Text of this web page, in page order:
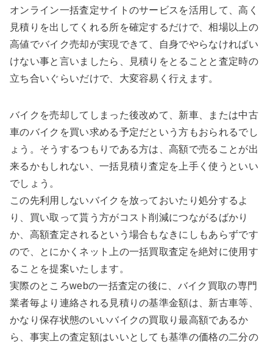
オンライン一括査定サイトのサービスを活用して、高く
見積りを出してくれる所を確定するだけで、相場以上の
高値でバイク売却が実現できて、自身でやらなければい
けない事と言いましたら、見積りをとることと査定時の
立ち合いぐらいだけで、大変容易く行えます。
バイクを売却してしまった後改めて、新車、または中古
車のバイクを買い求める予定だという方もおられるでし
ょう。そうするつもりである方は、高額で売ることが出
来るかもしれない、一括見積り査定を上手く使うといい
でしょう。
この先利用しないバイクを放っておいたり処分するよ
り、買い取って貰う方がコスト削減につながるばかり
か、高額査定されるという場合もなきにしもあらずです
ので、とにかくネット上の一括買取査定を絶対に使用す
ることを提案いたします。
実際のところwebの一括査定の後に、バイク買取の専門
業者毎より連絡される見積りの基準金額は、新古車等、
かなり保存状態のいいバイクの買取り最高額であるか
ら、事実上の査定額はいいとしても基準の価格の二分の